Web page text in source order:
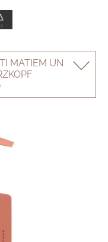
MATIEM UN